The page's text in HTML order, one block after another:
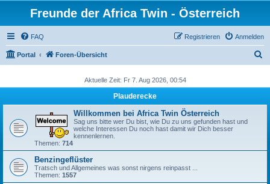
Freunde der Africa Twin - Österreich
FAQ Anmelden
Registrieren
Portal Foren-Übersicht
Aktuelle Zeit: Fr 7. Aug 2026, 00:54
Plauderecke
Willkommen bei Africa Twin Österreich
Sag uns bitte wer Du bist, wie Du zu uns gefunden hast und
welche Interessen Du noch hast damit wir Dich besser
kennenlernen.
Themen: 714
Benzingeflüster
Tratsch und Allgemeines was sonst nirgens reinpasst ...
Themen: 1557